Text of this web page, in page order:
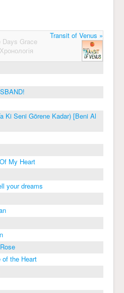
Days Grace
Transit of Venus »
Ki Seni Görene Kadar) [Beni Al
My Heart
your dreams
of the Heart